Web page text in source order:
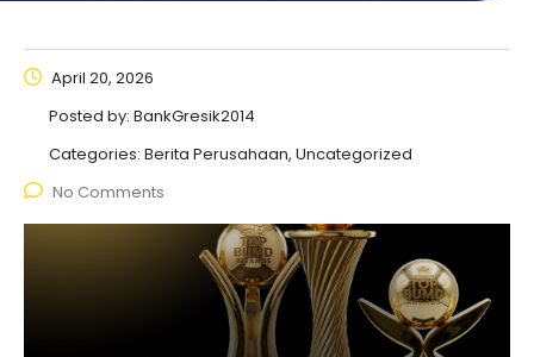
April 20, 2026
Posted by: BankGresik2014
Categories: Berita Perusahaan, Uncategorized
No Comments